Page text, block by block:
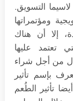
التسويق.
ومؤتمراتها
إلا أن هناك
تعتمد عليها
من أجل شراء
بإسم تأثير
تأثير الطُعم